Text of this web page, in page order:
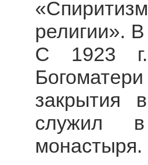
религии».
С 1923 г.
закрытия
служил в
монастыря.